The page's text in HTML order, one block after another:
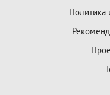
Политика